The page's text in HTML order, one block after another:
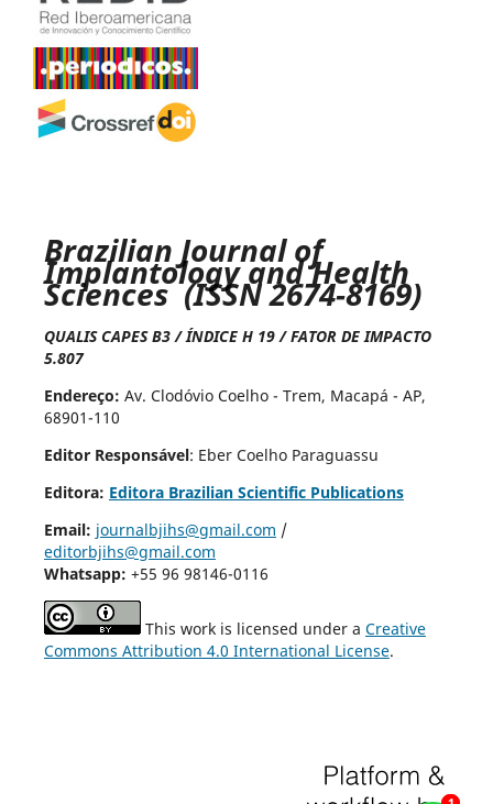
Brazilian Journal of
Implantology and Health
Sciences (ISSN 2674-8169)
QUALIS CAPES B3 / ÍNDICE H 19 / FATOR DE IMPACTO
5.807
Endereço: Av. Clodóvio Coelho - Trem, Macapá - AP,
68901-110
Editor Responsável: Eber Coelho Paraguassu
Editora: Editora Brazilian Scientific Publications
Email: journalbjihs@gmail.com /
editorbjihs@gmail.com
Whatsapp: +55 96 98146-0116
This work is licensed under a Creative
Commons Attribution 4.0 International License.